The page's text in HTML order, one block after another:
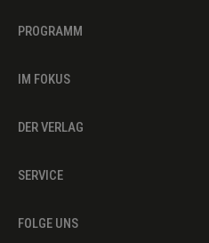
PROGRAMM
IM FOKUS
DER VERLAG
SERVICE
FOLGE UNS